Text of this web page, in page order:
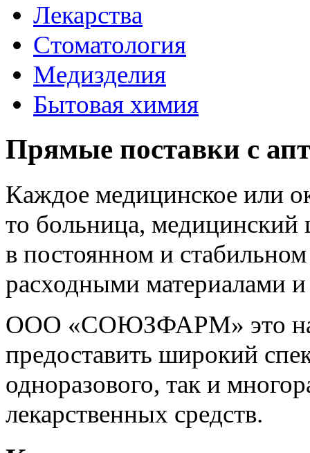
Лекарства
Стоматология
Медизделия
Бытовая химия
Прямые поставки с
Каждое медицинское или
то больница,
в постоянном и
расходными материалами
ООО «СОЮЗФАРМ» это
предоставить широкий
одноразового, так и
лекарственных средств.